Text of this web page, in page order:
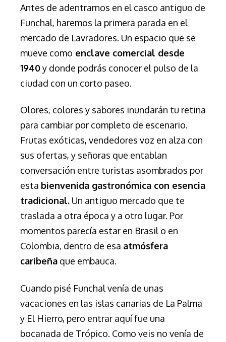
Antes de adentrarnos en el casco antiguo de
Funchal, haremos la primera parada en el
mercado de Lavradores. Un espacio que se
mueve como enclave comercial desde
1940y donde podrás conocer el pulso de la
ciudad con un corto paseo.
Olores, colores y sabores inundarán tu retina
para cambiar por completo de escenario.
Frutas exóticas, vendedores voz en alza con
sus ofertas, y señoras que entablan
conversación entre turistas asombrados por
esta bienvenida gastronómica con esencia
tradicional. Un antiguo mercado que te
traslada a otra época y a otro lugar. Por
momentos parecía estar en Brasil o en
Colombia, dentro de esa atmósfera
caribeña que embauca.
Cuando pisé Funchal venía de unas
vacaciones en las islas canarias de La Palma
y El Hierro, pero entrar aquí fue una
bocanada de Trópico. Como veis no venía de